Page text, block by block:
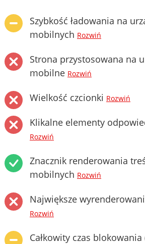
Szybkość ładowania na
mobilnych Rozwiń
Strona przystosowana na
mobilne Rozwiń
Wielkość czcionki Rozwiń
Klikalne elementy
Rozwiń
Znacznik renderowania
mobilnych Rozwiń
Największe
Rozwiń
Całkowity czas blokowania